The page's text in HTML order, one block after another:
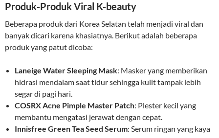
Produk-Produk Viral K-beauty
Beberapa produk dari Korea Selatan telah menjadi viral dan
banyak dicari karena khasiatnya. Berikut adalah beberapa
produk yang patut dicoba:
Laneige Water Sleeping Mask: Masker yang memberikan
hidrasi mendalam saat tidur sehingga kulit tampak lebih
segar di pagi hari.
COSRX Acne Pimple Master Patch: Plester kecil yang
membantu mengatasi jerawat dengan cepat.
Innisfree Green Tea Seed Serum: Serum ringan yang kaya